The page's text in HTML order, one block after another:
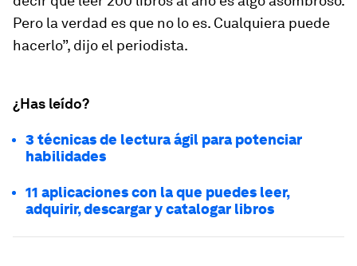
Pero la verdad es que no lo es. Cualquiera puede
hacerlo”, dijo el periodista.
¿Has leído?
3 técnicas de lectura ágil para potenciar
habilidades
11 aplicaciones con la que puedes leer,
adquirir, descargar y catalogar libros